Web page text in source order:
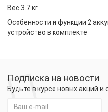
Вес 3.7 кг
Особенности и функции 2
устройство в комплекте
Подписка на новости
Будьте в курсе новых акций